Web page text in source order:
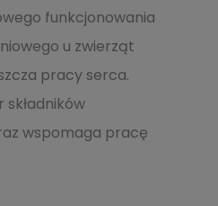
funkcjonowania
u zwierząt
pracy serca.
składników
wspomaga pracę